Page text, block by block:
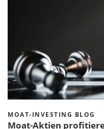
MOAT-INVESTING BLOG
Moat-Aktien